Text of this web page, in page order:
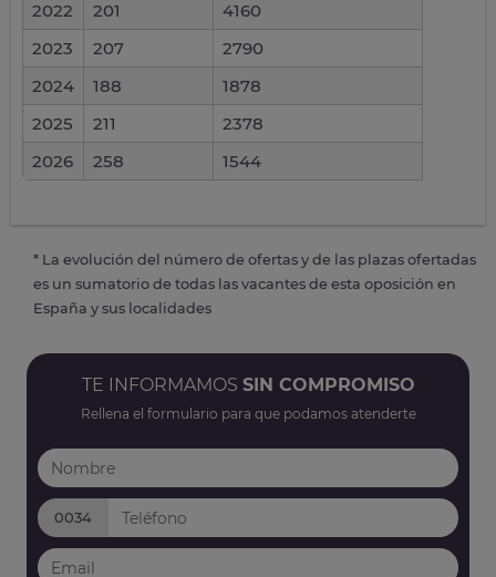
2022 201
4160
2023
207
2790
2024
188
1878
2025
211
2378
2026
258 1544
* La evolución del número de ofertas y de las plazas ofertadas
es un sumatorio de todas las vacantes de esta oposición en
España y sus localidades
TE INFORMAMOS SIN COMPROMISO
Rellena el formulario para que podamos atenderte
0034